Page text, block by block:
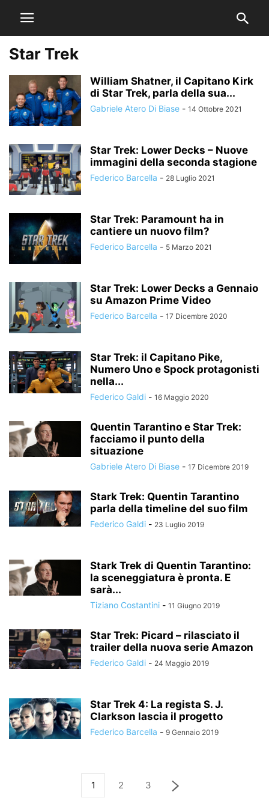
Star Trek
William Shatner, il Capitano Kirk
di Star Trek, parla della sua...
Gabriele Atero Di Biase - 14 Ottobre 2021
Star Trek: Lower Decks – Nuove
immagini della seconda stagione
Federico Barcella - 28 Luglio 2021
Star Trek: Paramount ha in
cantiere un nuovo film?
Federico Barcella - 5 Marzo 2021
Star Trek: Lower Decks a Gennaio
su Amazon Prime Video
Federico Barcella - 17 Dicembre 2020
Star Trek: il Capitano Pike,
Numero Uno e Spock protagonisti
nella...
Federico Galdi - 16 Maggio 2020
Quentin Tarantino e Star Trek:
facciamo il punto della
situazione
Gabriele Atero Di Biase - 17 Dicembre 2019
Stark Trek: Quentin Tarantino
parla della timeline del suo film
Federico Galdi - 23 Luglio 2019
Stark Trek di Quentin Tarantino:
la sceneggiatura è pronta. E
sarà...
Tiziano Costantini - 11 Giugno 2019
Star Trek: Picard – rilasciato il
trailer della nuova serie Amazon
Federico Galdi - 24 Maggio 2019
Star Trek 4: La regista S. J.
Clarkson lascia il progetto
Federico Barcella - 9 Gennaio 2019
1 2 3